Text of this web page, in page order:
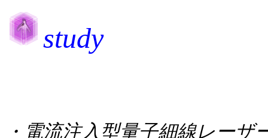
study
・電流注入型量子細線レーザ